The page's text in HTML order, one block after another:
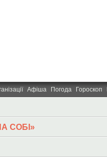
Афіша Погода Гороскоп
СОБІ»